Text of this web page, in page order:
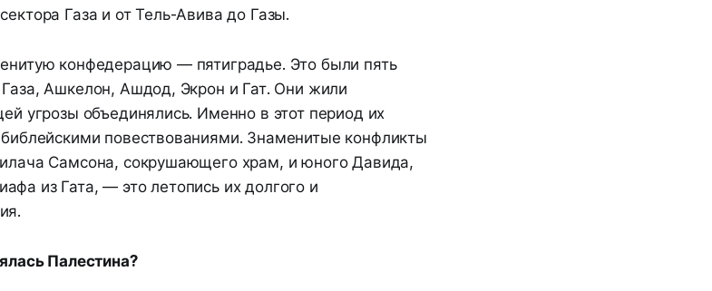
Газа и от Тель-Авива до Газы.
конфедерацию — пятиградье. Это были пять
Ашкелон, Ашдод, Экрон и Гат. Они жили
угрозы объединялись. Именно в этот период их
повествованиями. Знаменитые конфликты
Самсона, сокрушающего храм, и юного Давида,
из Гата, — это летопись их долгого и
Палестина?